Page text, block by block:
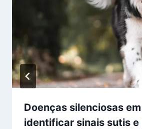
Doenças silenciosas
identificar sinais sutis e